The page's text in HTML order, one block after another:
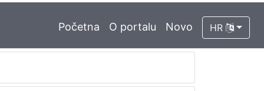
Početna O portalu Novo HR